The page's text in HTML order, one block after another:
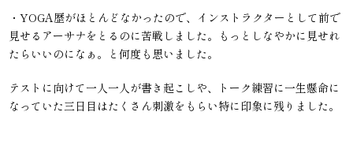
・YOGA歴がほとんどなかったので、インストラクターとして前で
見せるアーサナをとるのに苦戦しました。もっとしなやかに見せれ
たらいいのになぁ。と何度も思いました。
テストに向けて一人一人が書き起こしや、トーク練習に一生懸命に
なっていた三日目はたくさん刺激をもらい特に印象に残りました。